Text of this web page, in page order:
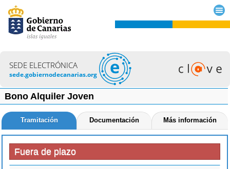
SEDE ELECTRÓNICA
sede.gobiernodecanarias.org
Bono Alquiler Joven
Tramitación Documentación Más información
Fuera de plazo